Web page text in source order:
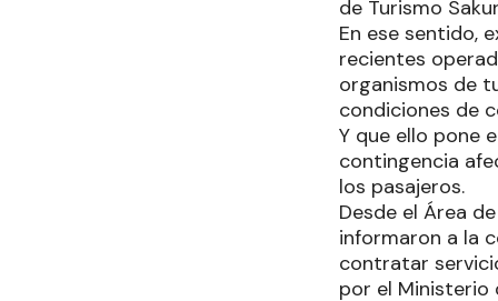
de Turismo
En ese sentido,
recientes
organismos de
condiciones de
Y que ello pone
contingencia
los pasajeros.
Desde el Área
informaron a la
contratar
por el Ministerio